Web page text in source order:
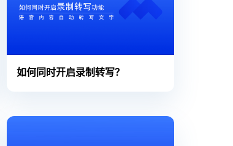
如何同时开启录制转写？